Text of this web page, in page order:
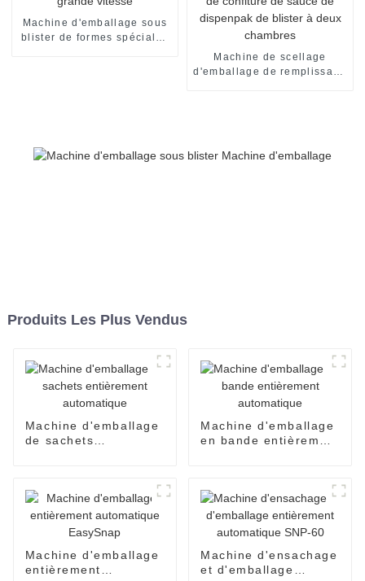
Machine d'emballage sous
blister de formes spéciales
Machine de scellage
d'emballage de remplissage
Produits Les Plus Vendus
Machine d'emballage
de sachets
Machine d'emballage
en bande entièrement
Machine d'emballage
entièrement
Machine d'ensachage
et d'emballage